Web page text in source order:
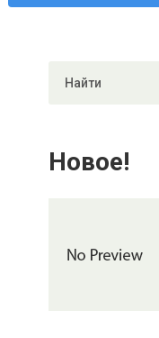
Новое!